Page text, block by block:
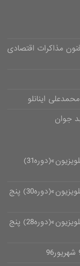
مذاکرات اقتصادی
اینانلو
جوان
شروع دوره «گویندگی و اجرا در رادیو و تلویزیون»(دوره31)
شروع دوره «گویندگی و اجرا در رادیو و تلویزیون»(دوره30) پنج
شروع دوره «گویندگی و اجرا در رادیو و تلویزیون»(دوره28) پنج